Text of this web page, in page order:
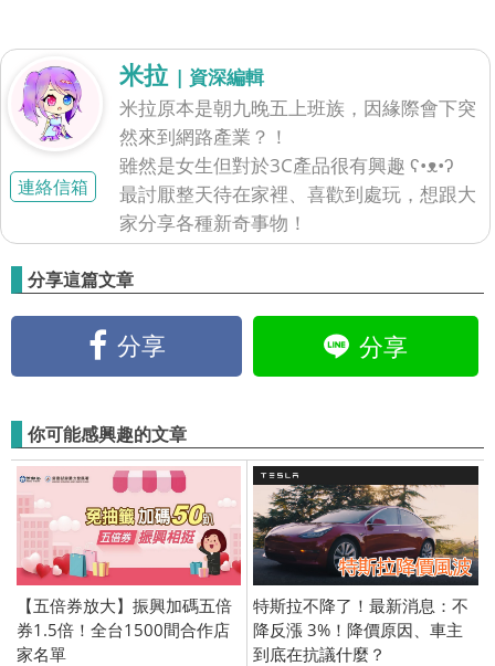
連絡信箱
米拉 | 資深編輯
米拉原本是朝九晚五上班族，因緣際會下突
然來到網路產業？！
雖然是女生但對於3C產品很有興趣 ʕ•ᴥ•ʔ
最討厭整天待在家裡、喜歡到處玩，想跟大
家分享各種新奇事物！
分享這篇文章
分享 分享
你可能感興趣的文章
【五倍券放大】振興加碼五倍
券1.5倍！全台1500間合作店
家名單
特斯拉不降了！最新消息：不
降反漲 3%！降價原因、車主
到底在抗議什麼？